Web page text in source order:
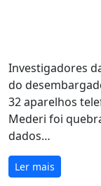
Investigadores
do
32 aparelhos
Mederi foi
dados…
Ler mais